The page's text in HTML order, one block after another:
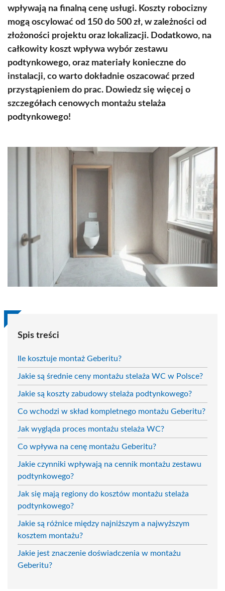
wpływają na finalną cenę usługi. Koszty robocizny
mogą oscylować od 150 do 500 zł, w zależności od
złożoności projektu oraz lokalizacji. Dodatkowo, na
całkowity koszt wpływa wybór zestawu
podtynkowego, oraz materiały konieczne do
instalacji, co warto dokładnie oszacować przed
przystąpieniem do prac. Dowiedz się więcej o
szczegółach cenowych montażu stelaża
podtynkowego!
Spis treści
Ile kosztuje montaż Geberitu?
Jakie są średnie ceny montażu stelaża WC w Polsce?
Jakie są koszty zabudowy stelaża podtynkowego?
Co wchodzi w skład kompletnego montażu Geberitu?
Jak wygląda proces montażu stelaża WC?
Co wpływa na cenę montażu Geberitu?
Jakie czynniki wpływają na cennik montażu zestawu
podtynkowego?
Jak się mają regiony do kosztów montażu stelaża
podtynkowego?
Jakie są różnice między najniższym a najwyższym
kosztem montażu?
Jakie jest znaczenie doświadczenia w montażu
Geberitu?